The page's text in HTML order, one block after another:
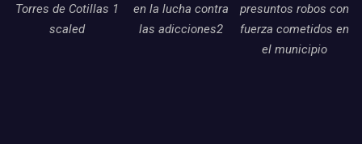
Torres de Cotillas 1
scaled
en la lucha contra
las adicciones2
presuntos robos con
fuerza cometidos en
el municipio